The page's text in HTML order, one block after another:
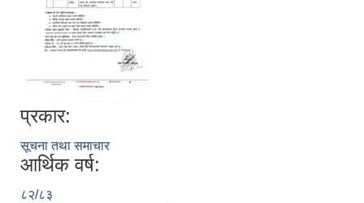
प्रकार:
सूचना तथा समाचार
आर्थिक वर्ष:
८२/८३